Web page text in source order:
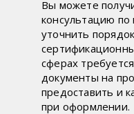
Вы можете
консультацию по
уточнить
сферах
документы на
предоставить и
при оформлении.